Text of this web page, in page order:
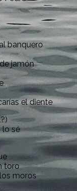
banquero
jamón
el diente
lo sé
toro
moros